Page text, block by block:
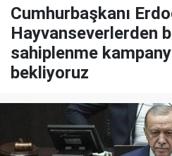
Cumhurbaşkanı
Hayvanseverlerden
sahiplenme
bekliyoruz